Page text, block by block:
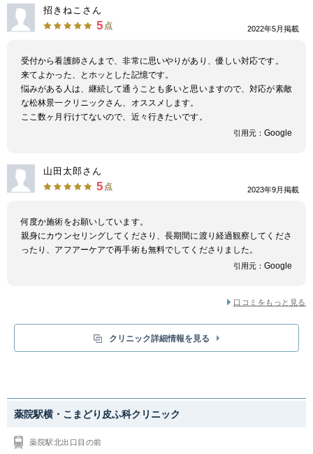
個人差はありますが毛の成長サイクルに合わせて数回の照射で気にならない
程度になります。医師の指示を受けた看護師が施術を行っているので、メン
ズ脱毛初心者の方も安心して施術を受けられます。丁寧にカウンセリングを
バシーシステムを導入しているので、お客様のプライバシー保護対策は万全
です。スピーチプライバシーとは会話に含まれる情報が第三者に漏れてしま
うことを防ごうとする考え方で、会話の内容を包みかくす「特殊音」を組み
込んだマスキング音を再生しています。このシステムを導入することで、会
話から漏れてしまう個人情報を保護しています。
招きねこさん
5 点 2022年5月掲載
受付から看護師さんまで、非常に思いやりがあり、優しい対応です。
来てよかった、とホッとした記憶です。
悩みがある人は、継続して通うことも多いと思いますので、対応が素敵
な松林景一クリニックさん、オススメします。
ここ数ヶ月行けてないので、近々行きたいです。
引用元： Google
山田太郎さん
5 点 2023年9月掲載
何度か施術をお願いしています。
親身にカウンセリングしてくださり、長期間に渡り経過観察してくださ
ったり、アフアーケアで再手術も無料でしてくださりました。
引用元： Google
口コミをもっと見る
クリニック詳細情報を見る
薬院駅横・こまどり皮ふ科クリニック
薬院駅北出口目の前